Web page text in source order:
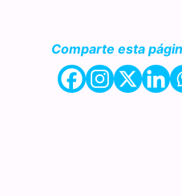
Comparte esta